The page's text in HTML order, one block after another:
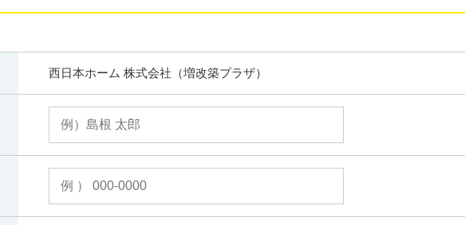
西日本ホーム 株式会社（増改築プラザ）